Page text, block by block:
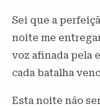
Sei que a
noite me
voz afinada pela
cada batalha
Esta noite não